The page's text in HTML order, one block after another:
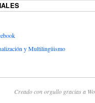
y Multilingüismo
Creado con orgullo gracias a